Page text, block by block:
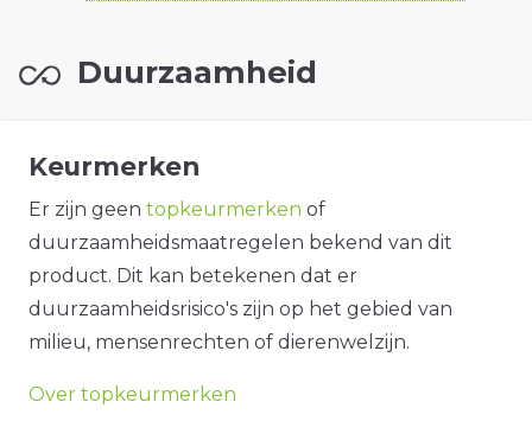
Duurzaamheid
Keurmerken
Er zijn geen topkeurmerken of
duurzaamheidsmaatregelen bekend van dit
product. Dit kan betekenen dat er
duurzaamheidsrisico's zijn op het gebied van
milieu, mensenrechten of dierenwelzijn.
Over topkeurmerken